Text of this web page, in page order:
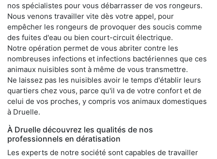
nos spécialistes pour vous débarrasser de vos rongeurs.
Nous venons travailler vite dès votre appel, pour
empêcher les rongeurs de provoquer des soucis comme
des fuites d'eau ou bien court-circuit électrique.
Notre opération permet de vous abriter contre les
nombreuses infections et infections bactériennes que ces
animaux nuisibles sont à même de vous transmettre.
Ne laissez pas les nuisibles avoir le temps d'établir leurs
quartiers chez vous, parce qu'il va de votre confort et de
celui de vos proches, y compris vos animaux domestiques
à Druelle.
À Druelle découvrez les qualités de nos
professionnels en dératisation
Les experts de notre société sont capables de travailler